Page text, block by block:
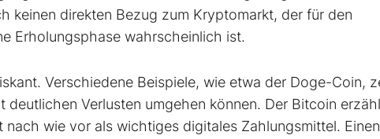
keinen direkten Bezug zum Kryptomarkt, der für den
Erholungsphase wahrscheinlich ist.
Verschiedene Beispiele, wie etwa der Doge-Coin,
Verlusten umgehen können. Der Bitcoin
wie vor als wichtiges digitales Zahlungsmittel.